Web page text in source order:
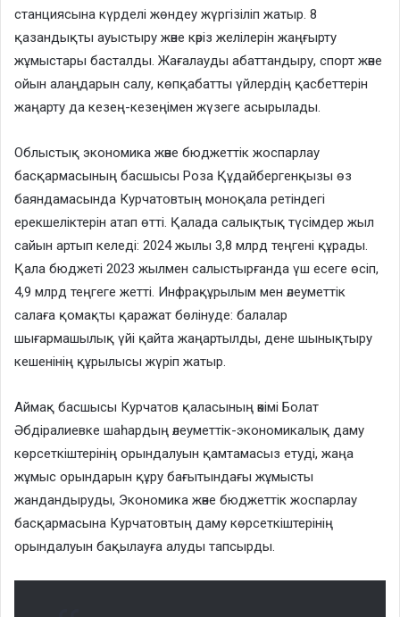
станциясына күрделі жөндеу жүргізіліп жатыр. 8
қазандықты ауыстыру және кәріз желілерін жаңғырту
жұмыстары басталды. Жағалауды абаттандыру, спорт және
ойын алаңдарын салу, көпқабатты үйлердің қасбеттерін
жаңарту да кезең-кезеңімен жүзеге асырылады.
Облыстық экономика және бюджеттік жоспарлау
басқармасының басшысы Роза Құдайбергенқызы өз
баяндамасында Курчатовтың моноқала ретіндегі
ерекшеліктерін атап өтті. Қалада салықтық түсімдер жыл
сайын артып келеді: 2024 жылы 3,8 млрд теңгені құрады.
Қала бюджеті 2023 жылмен салыстырғанда үш есеге өсіп,
4,9 млрд теңгеге жетті. Инфрақұрылым мен әлеуметтік
салаға қомақты қаражат бөлінуде: балалар
шығармашылық үйі қайта жаңартылды, дене шынықтыру
кешенінің құрылысы жүріп жатыр.
Аймақ басшысы Курчатов қаласының әкімі Болат
Әбдіралиевке шаһардың әлеуметтік-экономикалық даму
көрсеткіштерінің орындалуын қамтамасыз етуді, жаңа
жұмыс орындарын құру бағытындағы жұмысты
жандандыруды, Экономика және бюджеттік жоспарлау
басқармасына Курчатовтың даму көрсеткіштерінің
орындалуын бақылауға алуды тапсырды.